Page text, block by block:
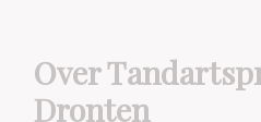
Over
Dronten